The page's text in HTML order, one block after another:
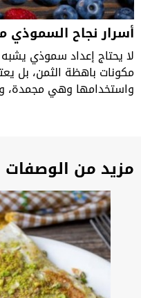
أسرار نجاح السموذي
لا يحتاج إعداد سموذي
مكونات باهظة الثمن، بل
واستخدامها وهي مجمدة،
مزيد من الوصفات